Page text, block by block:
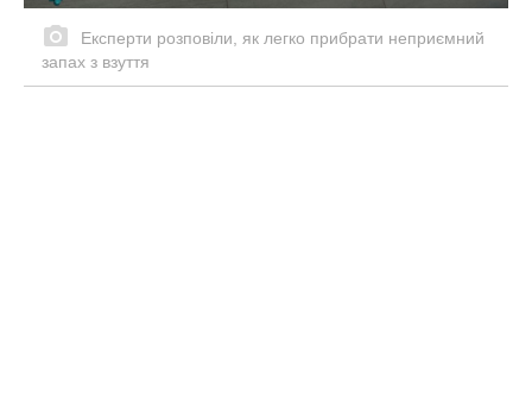
Експерти розповіли, як легко прибрати неприємний
запах з взуття